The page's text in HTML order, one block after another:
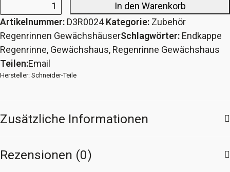
Endkappe
Regenrinne
Gewächshaus
27x15
mit
In den Warenkorb
Artikelnummer: D3R0024 Kategorie: Zubehör
Regenrinnen GewächshäuserSchlagwörter: Endkappe
Regenrinne, Gewächshaus, Regenrinne Gewächshaus
Teilen:Email
Hersteller: Schneider-Teile
Zusätzliche Informationen
Rezensionen (0)